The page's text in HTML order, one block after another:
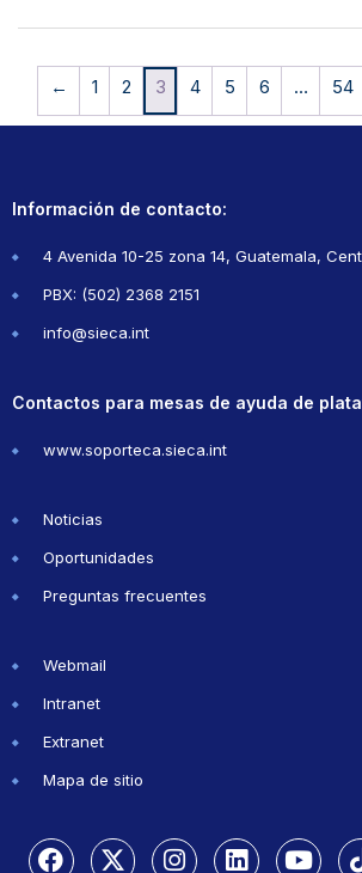
← 1 2 3 4 5 6 … 54
Información de contacto:
4 Avenida 10-25 zona 14, Guatemala,
PBX: (502) 2368 2151
info@sieca.int
Contactos para mesas de ayuda de
www.soporteca.sieca.int
Noticias
Oportunidades
Preguntas frecuentes
Webmail
Intranet
Extranet
Mapa de sitio